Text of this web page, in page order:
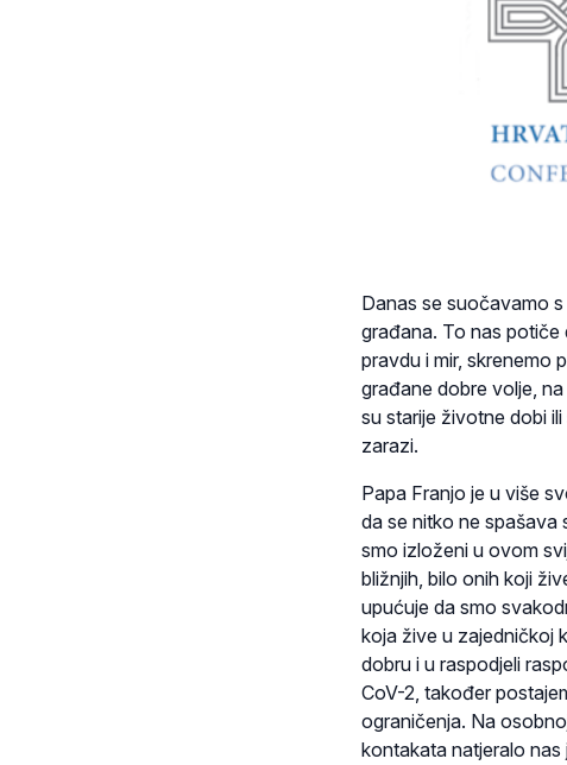
Danas se suočavamo
građana. To nas potiče
pravdu i mir, skrenemo
građane dobre volje,
su starije životne dobi
zarazi.
Papa Franjo je u više
da se nitko ne spašava
smo izloženi u ovom
bližnjih, bilo onih koji
upućuje da smo
koja žive u zajedničkoj
dobru i u raspodjeli
CoV-2, također
ograničenja. Na
kontakata natjeralo